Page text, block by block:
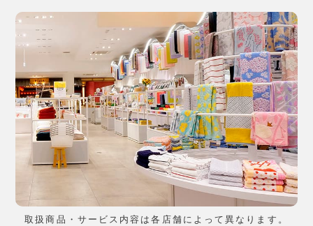
取扱商品・サービス内容は各店舗によって異なります。